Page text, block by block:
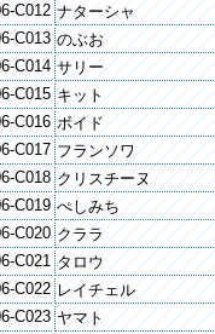
C012 ナターシャ
C013 のぶお
C014 サリー
C015 キット
C016 ボイド
C017 フランソワ
C018 クリスチーヌ
C019 ぺしみち
C020 クララ
C021 タロウ
C022 レイチェル
C023 ヤマト